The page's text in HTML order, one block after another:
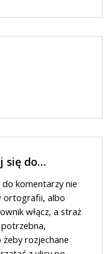
się do…
komentarzy nie
ortografii, albo
włącz, a straż
rozjechane